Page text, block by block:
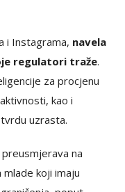
i Instagrama, navela
regulatori traže.
za procjenu
kao i
uzrasta.
na
mlade koji imaju